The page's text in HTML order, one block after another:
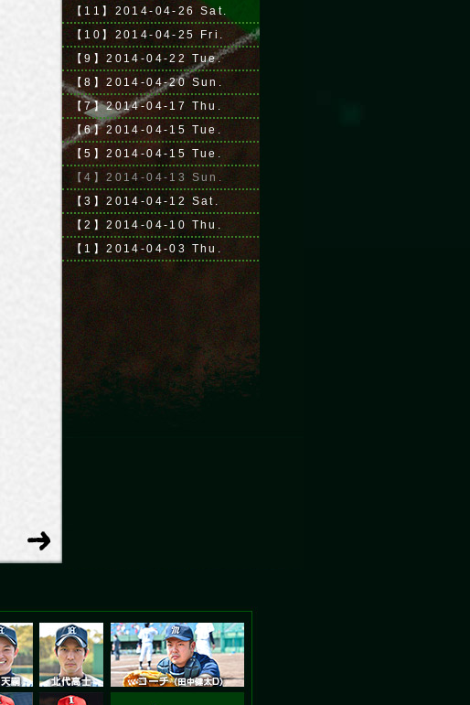
【11】2014-04-26 Sat.
【10】2014-04-25 Fri.
【9】2014-04-22 Tue.
【8】2014-04-20 Sun.
【7】2014-04-17 Thu.
【6】2014-04-15 Tue.
【5】2014-04-15 Tue.
【4】2014-04-13 Sun.
【3】2014-04-12 Sat.
【2】2014-04-10 Thu.
【1】2014-04-03 Thu.